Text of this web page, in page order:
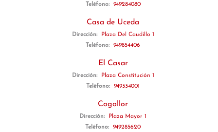
Teléfono:
949284080
Casa de Uceda
Dirección:
Plaza Del Caudillo 1
Teléfono:
949854406
El Casar
Dirección:
Plaza Constitución 1
Teléfono:
949334001
Cogollor
Dirección:
Plaza Mayor 1
Teléfono:
949285620